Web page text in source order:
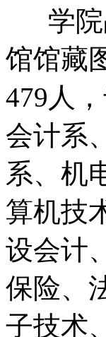
学院
馆馆藏
479人
会计系
系、机
算机技
设会计
保险、
子技术